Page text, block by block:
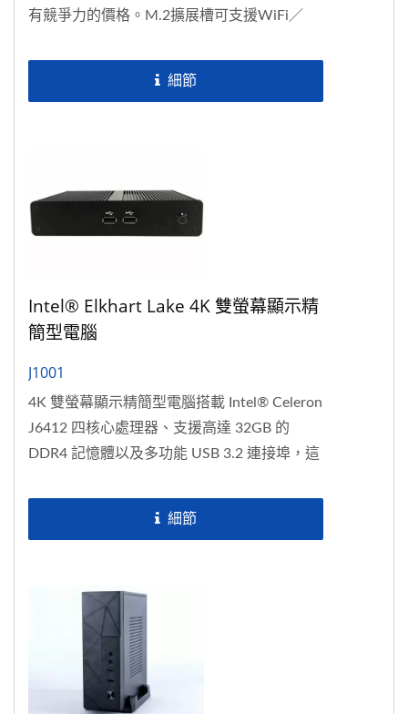
有競爭力的價格。M.2擴展槽可支援WiFi／
細節
Intel® Elkhart Lake 4K 雙螢幕顯示精
簡型電腦
J1001
4K 雙螢幕顯示精簡型電腦搭載 Intel® Celeron
J6412 四核心處理器、支援高達 32GB 的
DDR4 記憶體以及多功能 USB 3.2 連接埠，這
範圍從...
細節